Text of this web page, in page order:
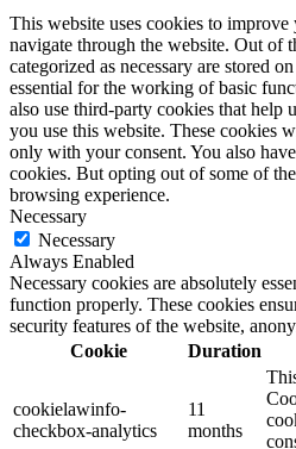
This website uses cookies to
navigate through the website. Out of
categorized as necessary are stored
essential for the working of basic
also use third-party cookies that help
you use this website. These cookies
only with your consent. You also
cookies. But opting out of some of
browsing experience.
Necessary
Necessary
Always Enabled
Necessary cookies are absolutely
function properly. These cookies
security features of the website,
Cookie
Duration
cookielawinfo-
checkbox-analytics
11
months